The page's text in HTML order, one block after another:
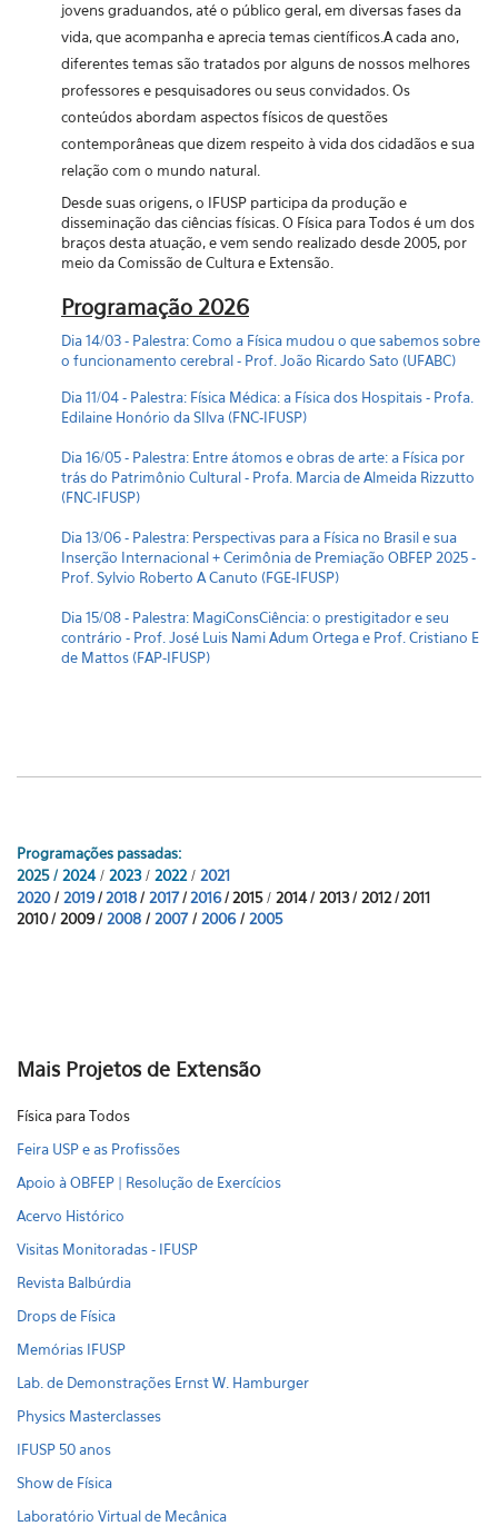
jovens graduandos, até o público geral, em diversas fases da
vida, que acompanha e aprecia temas científicos.A cada ano,
diferentes temas são tratados por alguns de nossos melhores
professores e pesquisadores ou seus convidados. Os
conteúdos abordam aspectos físicos de questões
contemporâneas que dizem respeito à vida dos cidadãos e sua
relação com o mundo natural.
Desde suas origens, o IFUSP participa da produção e
disseminação das ciências físicas. O Física para Todos é um dos
braços desta atuação, e vem sendo realizado desde 2005, por
meio da Comissão de Cultura e Extensão.
Programação 2026
Dia 14/03 - Palestra: Como a Física mudou o que sabemos sobre
o funcionamento cerebral - Prof. João Ricardo Sato (UFABC)
Dia 11/04 - Palestra: Física Médica: a Física dos Hospitais - Profa.
Edilaine Honório da SIlva (FNC-IFUSP)
Dia 16/05 - Palestra: Entre átomos e obras de arte: a Física por
trás do Patrimônio Cultural - Profa. Marcia de Almeida Rizzutto
(FNC-IFUSP)
Dia 13/06 - Palestra: Perspectivas para a Física no Brasil e sua
Inserção Internacional + Cerimônia de Premiação OBFEP 2025 -
Prof. Sylvio Roberto A Canuto (FGE-IFUSP)
Dia 15/08 - Palestra: MagiConsCiência: o prestigitador e seu
contrário - Prof. José Luis Nami Adum Ortega e Prof. Cristiano E
de Mattos (FAP-IFUSP)
Programações passadas:
2025/ 2024/ 2023/ 2022 / 2021
2020/ 2019/2018/ 2017/2016/ 2015/ 2014 / 2013 / 2012 / 2011
2010 / 2009 / 2008 / 2007/ 2006/ 2005
Mais Projetos de Extensão
Física para Todos
Feira USP e as Profissões
Apoio à OBFEP | Resolução de Exercícios
Acervo Histórico
Visitas Monitoradas - IFUSP
Revista Balbúrdia
Drops de Física
Memórias IFUSP
Lab. de Demonstrações Ernst W. Hamburger
Physics Masterclasses
IFUSP 50 anos
Show de Física
Laboratório Virtual de Mecânica